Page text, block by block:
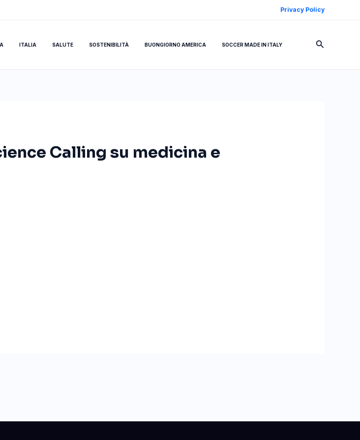
Privacy Policy
ITALIA SALUTE SOSTENIBILITÀ BUONGIORNO AMERICA SOCCER MADE IN ITALY Cerca
Calling su medicina e